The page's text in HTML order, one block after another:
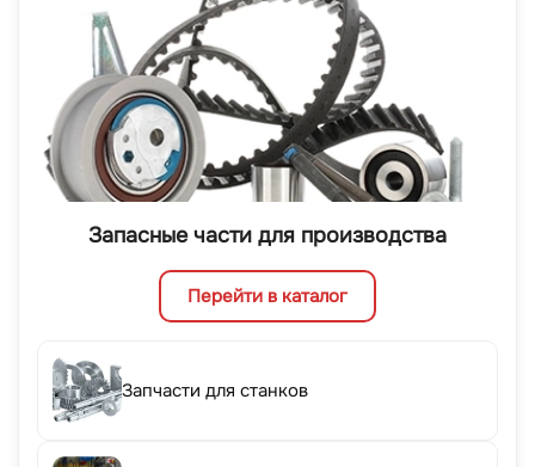
Запасные части для производства
Перейти в каталог
Запчасти для станков